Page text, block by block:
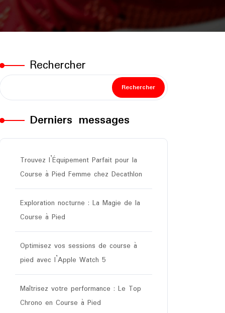
Rechercher
Rechercher
Derniers messages
Trouvez l’Équipement Parfait pour la
Course à Pied Femme chez Decathlon
Exploration nocturne : La Magie de la
Course à Pied
Optimisez vos sessions de course à
pied avec l’Apple Watch 5
Maîtrisez votre performance : Le Top
Chrono en Course à Pied